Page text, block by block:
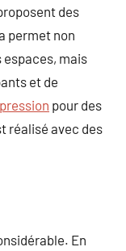
des
permet non
mais
et de
pour des
réalisé avec des
En